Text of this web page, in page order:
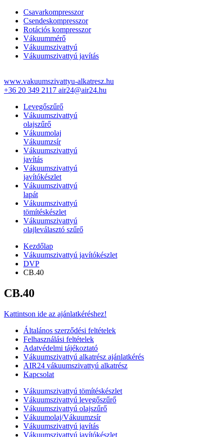
Csavarkompresszor
Csendeskompresszor
Rotációs kompresszor
Vákuummérő
Vákuumszivattyú
Vákuumszivattyú javítás
www.vakuumszivattyu-alkatresz.hu
+36 20 349 2117 air24@air24.hu
Levegőszűrő
Vákuumszivattyú
olajszűrő
Vákuumolaj
Vákuumzsír
Vákuumszivattyú
javítás
Vákuumszivattyú
javítókészlet
Vákuumszivattyú
lapát
Vákuumszivattyú
tömítéskészlet
Vákuumszivattyú
olajleválasztó szűrő
Kezdőlap
Vákuumszivattyú javítókészlet
DVP
CB.40
CB.40
Kattintson ide az ajánlatkéréshez!
Általános szerződési feltételek
Felhasználási feltételek
Adatvédelmi tájékoztató
Vákuumszivattyú alkatrész ajánlatkérés
AIR24 vákuumszivattyú alkatrész
Kapcsolat
Vákuumszivattyú tömítéskészlet
Vákuumszivattyú levegőszűrő
Vákuumszivattyú olajszűrő
Vákuumolaj/Vákuumzsír
Vákuumszivattyú javítás
Vákuumszivattyú javítókészlet